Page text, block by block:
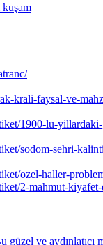
krali-faysal-ve-
1900-lu-
sodom-sehri-
ozel-haller-
2-mahmut-
güzel ve aydınlatıcı